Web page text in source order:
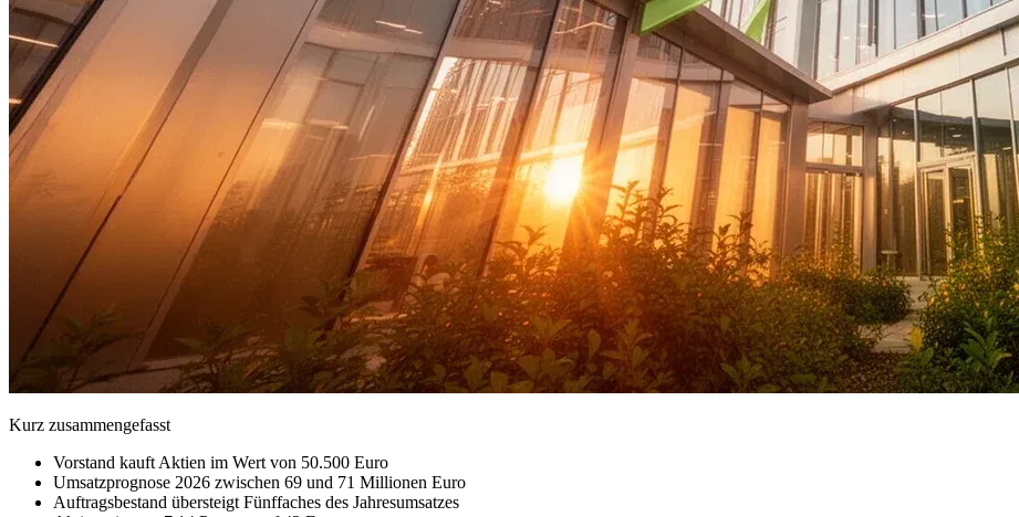
Kurz zusammengefasst
Vorstand kauft Aktien im Wert von 50.500 Euro
Umsatzprognose 2026 zwischen 69 und 71 Millionen Euro
Auftragsbestand übersteigt Fünffaches des Jahresumsatzes